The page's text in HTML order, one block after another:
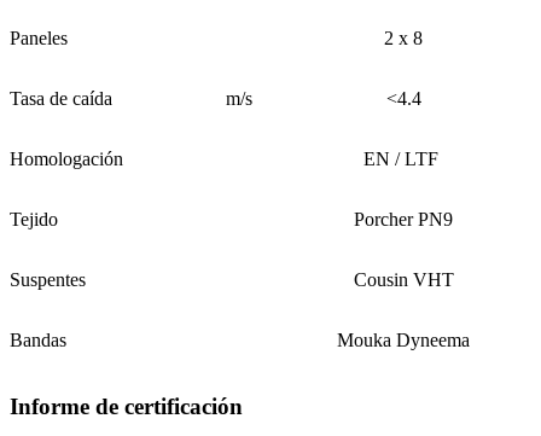
Paneles 2 x 8
Tasa de caída m/s <4.4
Homologación EN / LTF
Tejido Porcher PN9
Suspentes Cousin VHT
Bandas Mouka Dyneema
Informe de certificación